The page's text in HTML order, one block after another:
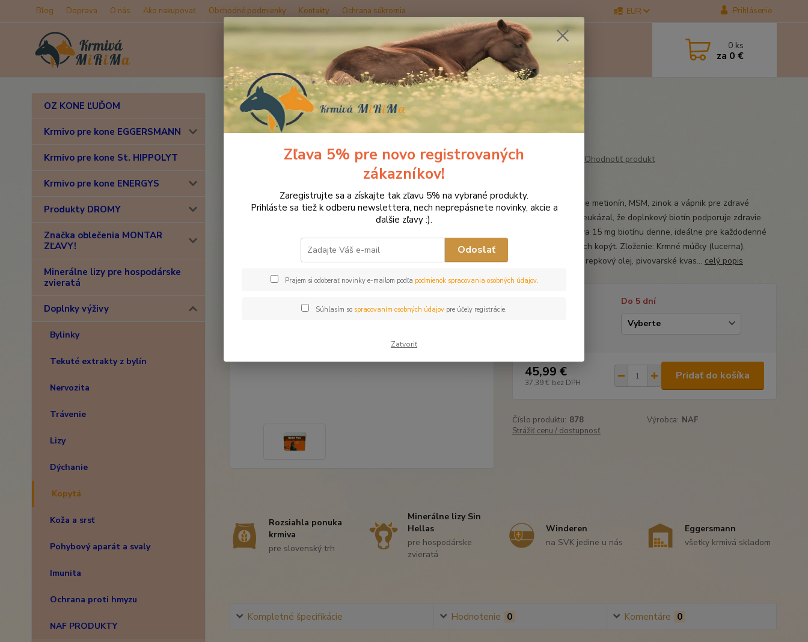
Blog Doprava O nás Ako nakupovať Obchodné podmienky Kontakty Ochrana súkromia EUR Prihlásenie
Hľadať 0 ks
za 0 €
OZ KONE ĽUĎOM
Krmivo pre kone EGGERSMANN
Krmivo pre kone St. HIPPOLYT
Krmivo pre kone ENERGYS
Produkty DROMY
Značka oblečenia MONTAR
ZĽAVY!
Minerálne lizy pre hospodárske
zvieratá
Doplnky výživy
Bylinky
Tekuté extrakty z bylín
Nervozita
Trávenie
Lizy
Dýchanie
Kopytá
Koža a srsť
Pohybový aparát a svaly
Imunita
Ochrana proti hmyzu
NAF PRODUKTY
Úvod Doplnky výživy Kopytá NAF Biotin plus pre zdravé kopyta 1,5 kg
NAF Biotin plus pre zdravé kopyta 1,5 kg
Ohodnotiť produkt
NAF Biotín obsahuje metionín, MSM, zinok a vápnik pre zdravé
kopytá. Výskum preukázal, že doplnkový biotín podporuje zdravie
kopýt. Biotín dodáva 15 mg biotínu denne, ideálne pre každodenné
udržiavanie zdravých kopýt. Zloženie: Krmné múčky (lucerna),
uhličitan vápenatý, repkový olej, pivovarské kvas... celý popis
Do 5 dní
45,99 €
37,39 € bez DPH
Pridať do košíka
Číslo produktu: 878 Výrobca: NAF
Strážiť cenu / dostupnosť
Rozsiahla ponuka
krmiva
pre slovenský trh
Minerálne lizy Sin
Hellas
pre hospodárske
zvieratá
Winderen
na SVK jedine u nás
Eggersmann
všetky krmivá skladom
Kompletné špecifikácie Hodnotenie 0 Komentáre 0
Zľava 5% pre novo registrovaných
zákazníkov!
Zaregistrujte sa a získajte tak zľavu 5% na vybrané produkty.
Prihláste sa tiež k odberu newslettera, nech neprepásnete novinky, akcie a
ďalšie zľavy :).
Odoslať
Prajem si odoberať novinky e-mailom podľa podmienok spracovania osobných údajov.
Súhlasím so spracovaním osobných údajov pre účely registrácie.
Zatvoriť